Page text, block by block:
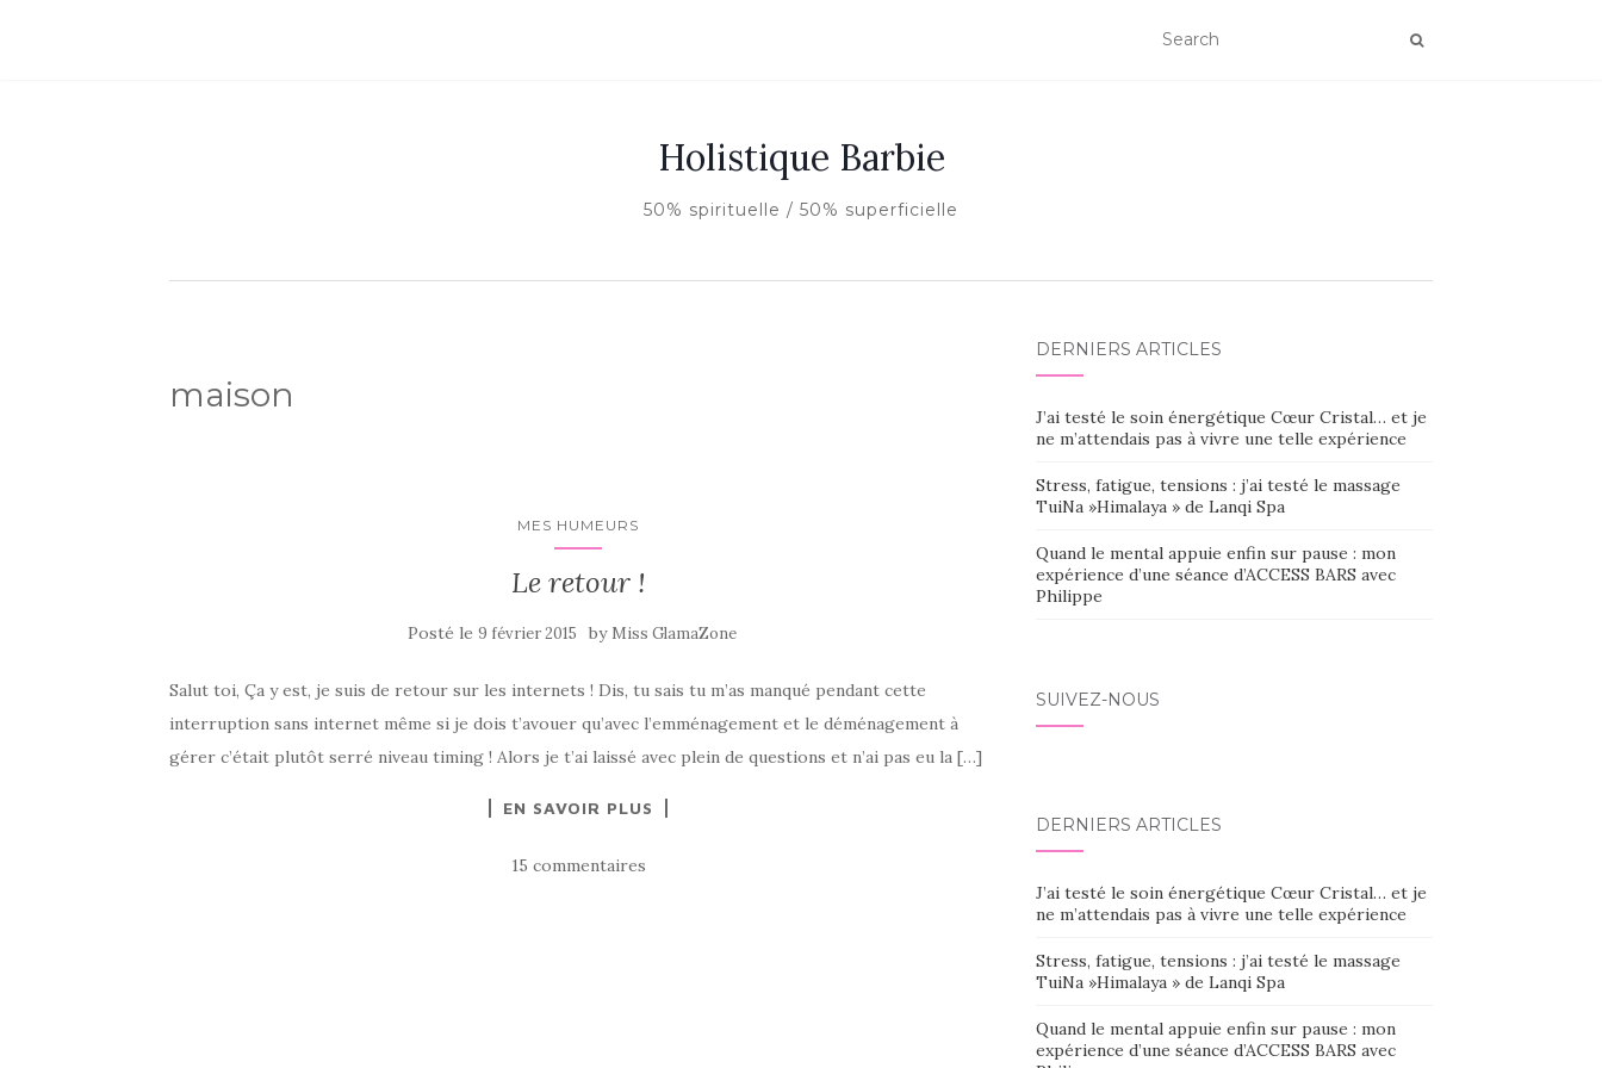
Holistique Barbie
50% spirituelle / 50% superficielle
maison
MES HUMEURS
Le retour !
Posté le9 février 2015 by Miss GlamaZone
Salut toi, Ça y est, je suis de retour sur les internets ! Dis, tu sais tu m’as manqué pendant cette
interruption sans internet même si je dois t’avouer qu’avec l’emménagement et le déménagement à
gérer c’était plutôt serré niveau timing ! Alors je t’ai laissé avec plein de questions et n’ai pas eu la […]
EN SAVOIR PLUS
15 commentaires
DERNIERS ARTICLES
J’ai testé le soin énergétique Cœur Cristal… et je
ne m’attendais pas à vivre une telle expérience
Stress, fatigue, tensions : j’ai testé le massage
TuiNa »Himalaya » de Lanqi Spa
Quand le mental appuie enfin sur pause : mon
expérience d’une séance d’ACCESS BARS avec
Philippe
SUIVEZ-NOUS
DERNIERS ARTICLES
J’ai testé le soin énergétique Cœur Cristal… et je
ne m’attendais pas à vivre une telle expérience
Stress, fatigue, tensions : j’ai testé le massage
TuiNa »Himalaya » de Lanqi Spa
Quand le mental appuie enfin sur pause : mon
expérience d’une séance d’ACCESS BARS avec